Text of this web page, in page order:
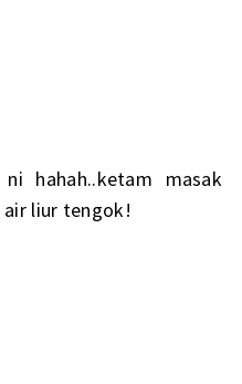
hahah..ketam masak
air liur tengok!